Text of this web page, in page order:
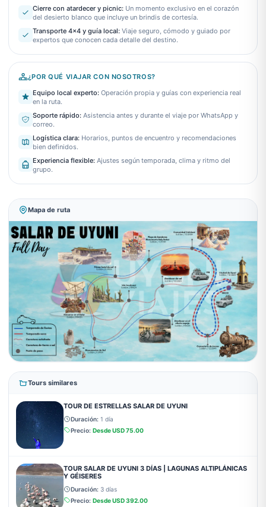
Cierre con atardecer y picnic: Un momento exclusivo en el corazón
del desierto blanco que incluye un brindis de cortesía.
Transporte 4x4 y guía local: Viaje seguro, cómodo y guiado por
expertos que conocen cada detalle del destino.
¿POR QUÉ VIAJAR CON NOSOTROS?
Equipo local experto: Operación propia y guías con experiencia real
en la ruta.
Soporte rápido: Asistencia antes y durante el viaje por WhatsApp y
correo.
Logística clara: Horarios, puntos de encuentro y recomendaciones
bien definidos.
Experiencia flexible: Ajustes según temporada, clima y ritmo del
grupo.
Mapa de ruta
VER MAPA
Tours similares
TOUR DE ESTRELLAS SALAR DE UYUNI
Duración: 1 día
Precio: DesdeUSD 75.00
TOUR SALAR DE UYUNI 3 DÍAS | LAGUNAS ALTIPLÁNICAS
Y GÉISERES
Duración: 3 días
Precio: DesdeUSD 392.00